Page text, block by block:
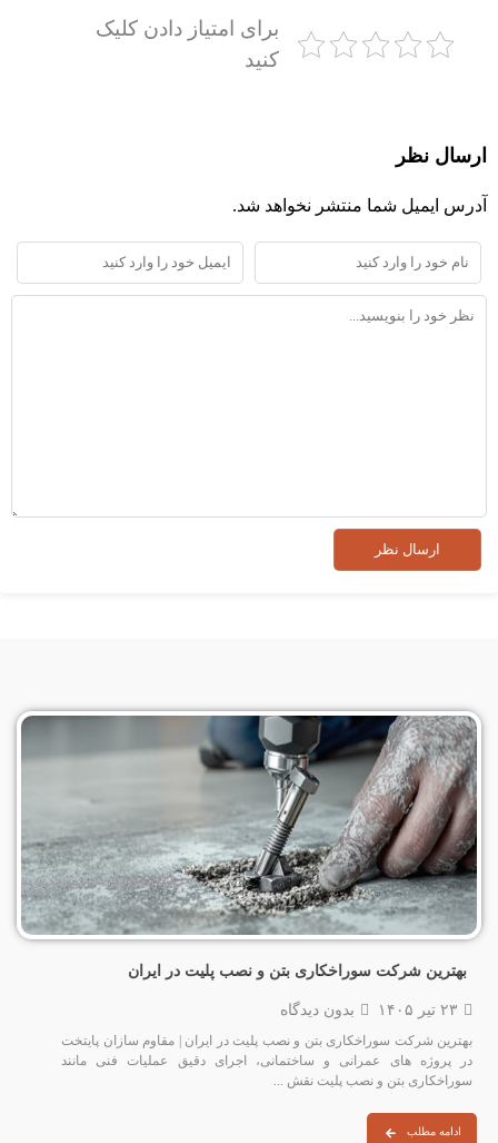
برای امتیاز دادن کلیک
کنید
ارسال نظر
آدرس ایمیل شما منتشر نخواهد شد.
بهترین شرکت سوراخکاری بتن و نصب پلیت در ایران
۲۳ تیر ۱۴۰۵ بدون دیدگاه
بهترین شرکت سوراخکاری بتن و نصب پلیت در ایران | مقاوم سازان پایتخت
در پروژه‌ های عمرانی و ساختمانی، اجرای دقیق عملیات فنی مانند
سوراخکاری بتن و نصب پلیت نقش ...
ادامه مطلب